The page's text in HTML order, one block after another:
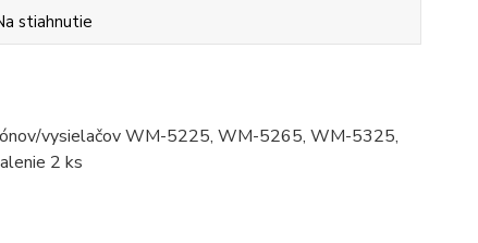
stiahnutie
vysielačov WM-5225, WM-5265, WM-5325,
2 ks